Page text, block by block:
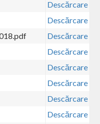
Descărcare
Descărcare
Descărcare
Descărcare
Descărcare
Descărcare
Descărcare
Descărcare